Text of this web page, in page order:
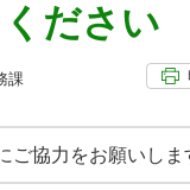
ださい
課
協力をお願いしま